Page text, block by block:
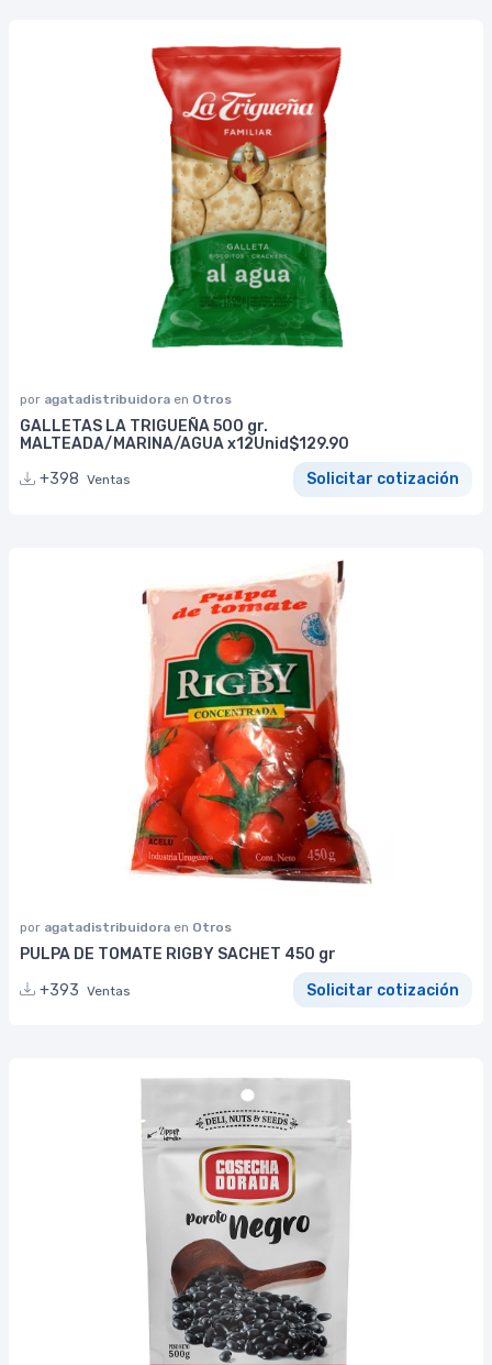
por agatadistribuidora en Otros
GALLETAS LA TRIGUEÑA 500 gr.
MALTEADA/MARINA/AGUA x12Unid$129.90
+398 Ventas Solicitar cotización
por agatadistribuidora en Otros
PULPA DE TOMATE RIGBY SACHET 450 gr
+393 Ventas Solicitar cotización